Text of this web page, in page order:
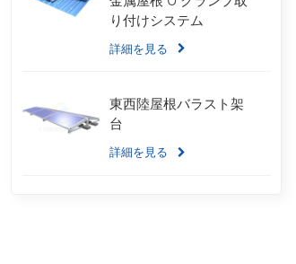
り付けシステム
詳細を見る
東西陸屋根バラスト架
台
詳細を見る